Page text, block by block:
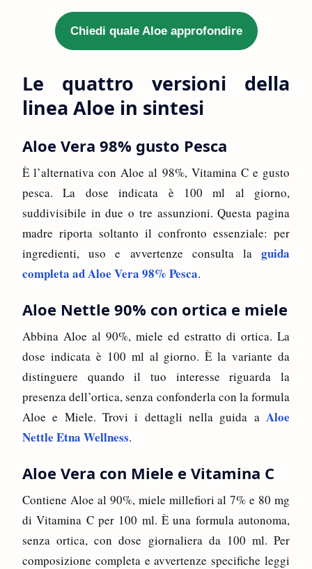
Chiedi quale Aloe approfondire
Le quattro versioni della
linea Aloe in sintesi
Aloe Vera 98% gusto Pesca
È l’alternativa con Aloe al 98%, Vitamina C e gusto
pesca. La dose indicata è 100 ml al giorno,
suddivisibile in due o tre assunzioni. Questa pagina
madre riporta soltanto il confronto essenziale: per
ingredienti, uso e avvertenze consulta la guida
completa ad Aloe Vera 98% Pesca.
Aloe Nettle 90% con ortica e miele
Abbina Aloe al 90%, miele ed estratto di ortica. La
dose indicata è 100 ml al giorno. È la variante da
distinguere quando il tuo interesse riguarda la
presenza dell’ortica, senza confonderla con la formula
Aloe e Miele. Trovi i dettagli nella guida a Aloe
Nettle Etna Wellness.
Aloe Vera con Miele e Vitamina C
Contiene Aloe al 90%, miele millefiori al 7% e 80 mg
di Vitamina C per 100 ml. È una formula autonoma,
senza ortica, con dose giornaliera da 100 ml. Per
composizione completa e avvertenze specifiche leggi